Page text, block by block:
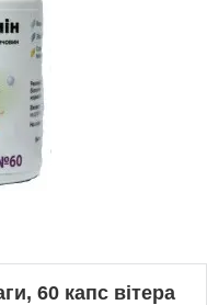
60 капс вітера